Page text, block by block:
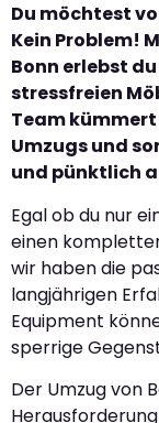
Du möchtest
Kein Problem!
Bonn erlebst
stressfreien
Team
Umzugs und
und pünktlich
Egal ob du nur
einen
wir haben die
langjährigen
Equipment
sperrige
Der Umzug von